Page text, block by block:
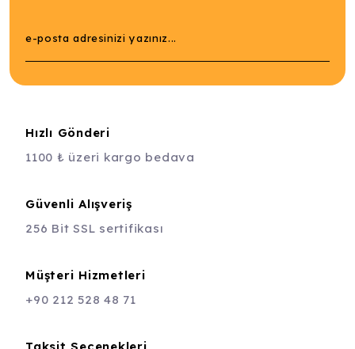
Hızlı Gönderi
1100 ₺ üzeri kargo bedava
Güvenli Alışveriş
256 Bit SSL sertifikası
Müşteri Hizmetleri
+90 212 528 48 71